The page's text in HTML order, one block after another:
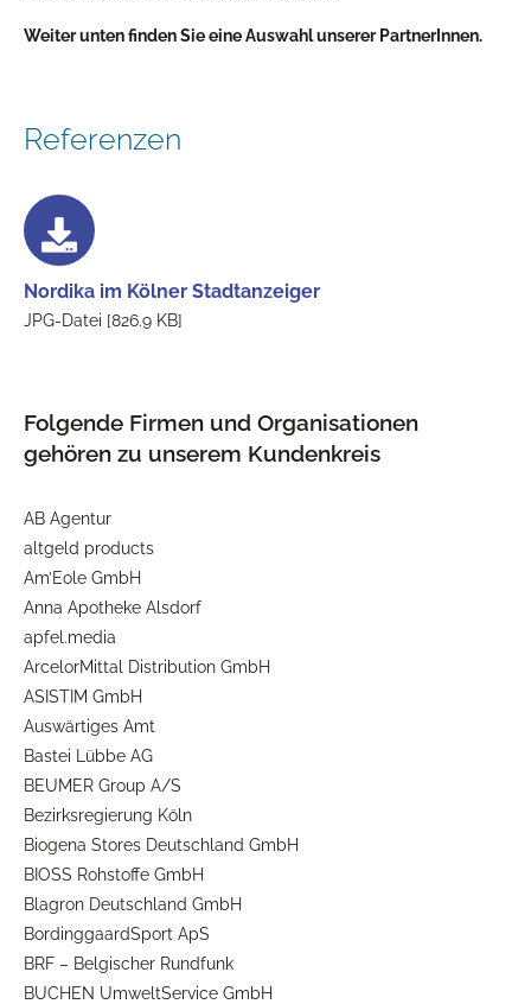
Weiter unten finden Sie eine Auswahl unserer PartnerInnen.
Referenzen
Nordika im Kölner Stadtanzeiger
JPG-Datei [826.9 KB]
Folgende Firmen und Organisationen
gehören zu unserem Kundenkreis
AB Agentur
altgeld products
Am’Eole GmbH
Anna Apotheke Alsdorf
apfel.media
ArcelorMittal Distribution GmbH
ASISTIM GmbH
Auswärtiges Amt
Bastei Lübbe AG
BEUMER Group A/S
Bezirksregierung Köln
Biogena Stores Deutschland GmbH
BIOSS Rohstoffe GmbH
Blagron Deutschland GmbH
BordinggaardSport ApS
BRF – Belgischer Rundfunk
BUCHEN UmweltService GmbH